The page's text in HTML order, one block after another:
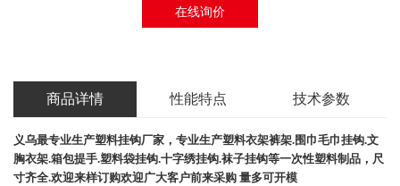
在线询价
商品详情 性能特点 技术参数
义乌最专业生产塑料挂钩厂家，专业生产塑料衣架裤架.围巾毛巾挂钩.文
胸衣架.箱包提手.塑料袋挂钩.十字绣挂钩.袜子挂钩等一次性塑料制品，尺
寸齐全.欢迎来样订购欢迎广大客户前来采购 量多可开模